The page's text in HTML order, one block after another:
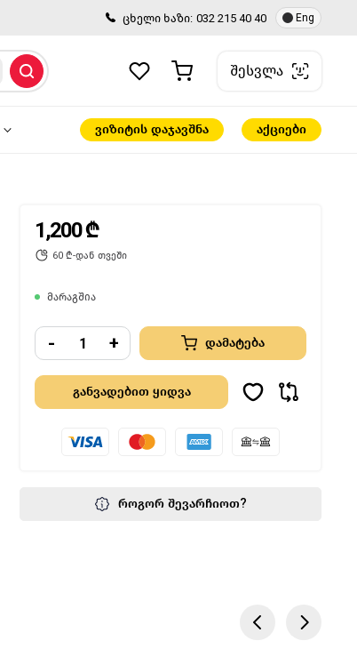
ცხელი ხაზი: 032 215 40 40 Eng
შესვლა
ვიზიტის დაჯავშნა აქციები
1,200 ₾
60 ₾-დან თვეში
მარაგშია
- + დამატება
როგორ შევარჩიოთ?